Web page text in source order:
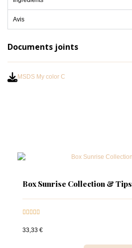
Avis
Documents joints
MSDS My color C
Box Sunrise Collection & Tips

33,33 €